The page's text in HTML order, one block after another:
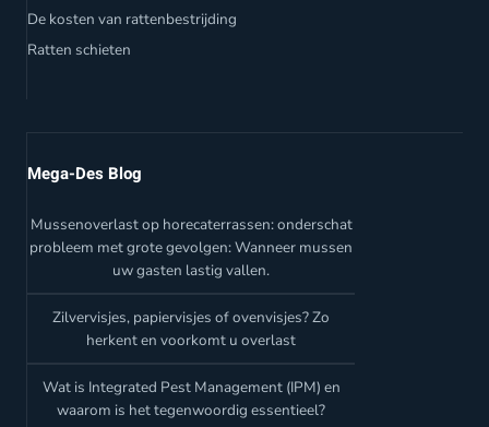
De kosten van rattenbestrijding
Ratten schieten
Mega-Des Blog
Mussenoverlast op horecaterrassen: onderschat
probleem met grote gevolgen: Wanneer mussen
uw gasten lastig vallen.
Zilvervisjes, papiervisjes of ovenvisjes? Zo
herkent en voorkomt u overlast
Wat is Integrated Pest Management (IPM) en
waarom is het tegenwoordig essentieel?